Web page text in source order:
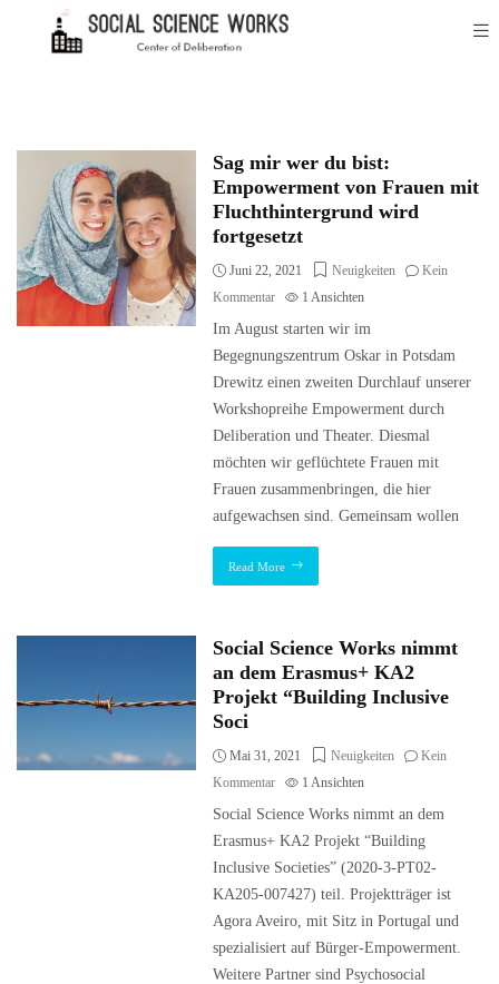
Sag mir wer du bist:
Empowerment von Frauen mit
Fluchthintergrund wird
fortgesetzt
Juni 22, 2021 Neuigkeiten
Kein
Kommentar
1Ansichten
Im August starten wir im
Begegnungszentrum Oskar in Potsdam
Drewitz einen zweiten Durchlauf unserer
Workshopreihe Empowerment durch
Deliberation und Theater. Diesmal
möchten wir geflüchtete Frauen mit
Frauen zusammenbringen, die hier
aufgewachsen sind. Gemeinsam wollen
Read More
Social Science Works nimmt
an dem Erasmus+ KA2
Projekt “Building Inclusive
Soci
Mai 31, 2021 Neuigkeiten
Kein
Kommentar
1Ansichten
Social Science Works nimmt an dem
Erasmus+ KA2 Projekt “Building
Inclusive Societies” (2020-3-PT02-
KA205-007427) teil. Projektträger ist
Agora Aveiro, mit Sitz in Portugal und
spezialisiert auf Bürger-Empowerment.
Weitere Partner sind Psychosocial